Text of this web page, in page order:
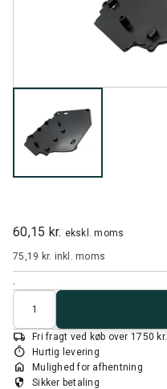
60,15 kr. ekskl. moms
75,19 kr. inkl. moms
Antal
local_shipping Fri fragt ved køb over 1750 kr.
timer Hurtig levering
home Mulighed for afhentning
security Sikker betaling